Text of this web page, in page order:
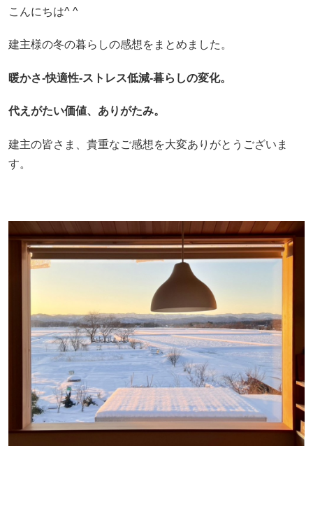
こんにちは^ ^
建主様の冬の暮らしの感想をまとめました。
暖かさ-快適性-ストレス低減-暮らしの変化。
代えがたい価値、ありがたみ。
建主の皆さま、貴重なご感想を大変ありがとうございま
す。